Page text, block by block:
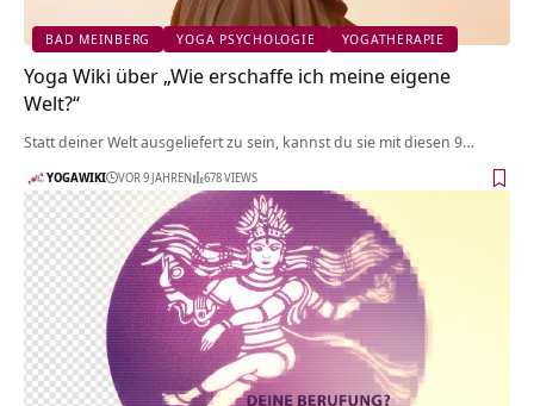
BAD MEINBERG YOGA PSYCHOLOGIE YOGATHERAPIE
Yoga Wiki über „Wie erschaffe ich meine eigene
Welt?“
Statt deiner Welt ausgeliefert zu sein, kannst du sie mit diesen 9…
YOGAWIKI VOR 9 JAHREN 678 VIEWS